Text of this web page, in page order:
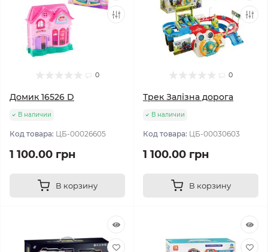
0
Домик 16526 D
В наличии
Код товара: ЦБ-00026605
1 100.00 грн
В корзину
0
Трек Залізна дорога
В наличии
Код товара: ЦБ-00030603
1 100.00 грн
В корзину